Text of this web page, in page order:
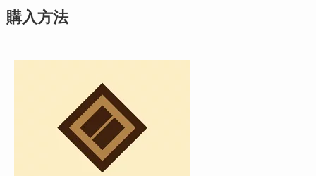
購入方法